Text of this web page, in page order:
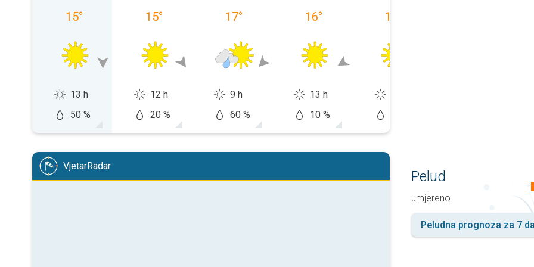
15°
13 h
50 %
15°
12 h
20 %
17°
9 h
60 %
16°
13 h
10 %
15
VjetarRadar
Pelud
umjereno
Peludna prognoza za 7